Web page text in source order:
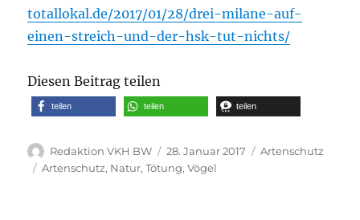
totallokal.de/2017/01/28/drei-milane-auf-
einen-streich-und-der-hsk-tut-nichts/
Diesen Beitrag teilen
teilen teilen teilen
Autor
Redaktion VKH BW
Veröffentlicht
am
28. Januar 2017 Kategorien
Artenschutz
Schlagwörter
Artenschutz, Natur,Tötung,Vögel